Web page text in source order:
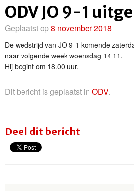
ODV JO 9-1
Geplaatst op8 november 2018
De wedstrijd van JO 9-1 komende
naar volgende week woensdag 14.11.
Hij begint om 18.00 uur.
Dit bericht is geplaatst in ODV.
Deel dit bericht